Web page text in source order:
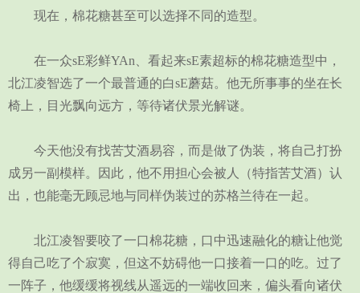
现在，棉花糖甚至可以选择不同的造型。
在一众sE彩鲜YAn、看起来sE素超标的棉花糖造型中，
北江凌智选了一个最普通的白sE蘑菇。他无所事事的坐在长
椅上，目光飘向远方，等待诸伏景光解谜。
今天他没有找苦艾酒易容，而是做了伪装，将自己打扮
成另一副模样。因此，他不用担心会被人（特指苦艾酒）认
出，也能毫无顾忌地与同样伪装过的苏格兰待在一起。
北江凌智要咬了一口棉花糖，口中迅速融化的糖让他觉
得自己吃了个寂寞，但这不妨碍他一口接着一口的吃。过了
一阵子，他缓缓将视线从遥远的一端收回来，偏头看向诸伏